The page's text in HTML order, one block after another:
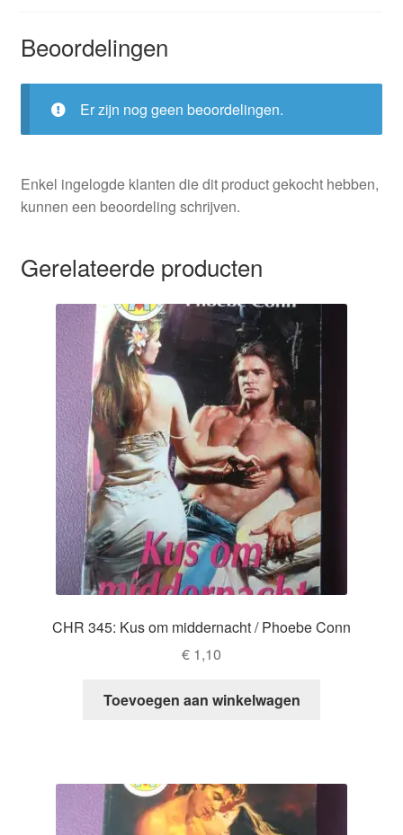
Beoordelingen
Er zijn nog geen beoordelingen.
Enkel ingelogde klanten die dit product gekocht hebben,
kunnen een beoordeling schrijven.
Gerelateerde producten
CHR 345: Kus om middernacht / Phoebe Conn
€ 1,10
Toevoegen aan winkelwagen